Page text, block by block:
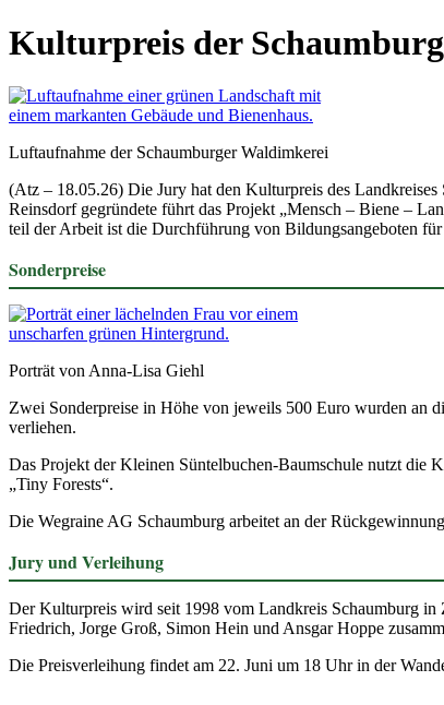
Kulturpreis der
Luft­auf­nahme der Schaum­burger Wald­im­kerei
(Atz – 18.05.26) Die Jury hat den Kultur­preis des
Reinsdorf gegrün­dete führt das Projekt „Mensch – Biene –
teil der Arbeit ist die Durch­füh­rung von Bildungs­an­ge­boten
Sonder­preise
Porträt von Anna-Lisa Giehl
Zwei Sonder­preise in Höhe von jeweils 500 Euro wurden an
verliehen.
Das Projekt der Kleinen Süntel­bu­chen-Baum­schule nutzt die
„Tiny Forests“.
Die Wegraine AG Schaum­burg arbeitet an der
Jury und Verlei­hung
Der Kultur­preis wird seit 1998 vom Landkreis Schaum­burg in
Friedrich, Jorge Groß, Simon Hein und Ansgar Hoppe
Die Preis­ver­lei­hung findet am 22. Juni um 18 Uhr in der